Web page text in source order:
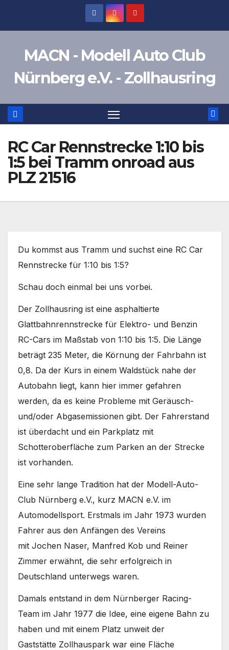
MACN - Modell Auto Club
Nürnberg e.V. - Zollhausring
RC Car Rennstrecke 1:10 bis
1:5 bei Tramm onroad aus
PLZ 21516
Du kommst aus Tramm und suchst eine RC Car
Rennstrecke für 1:10 bis 1:5?
Schau doch einmal bei uns vorbei.
Der Zollhausring ist eine asphaltierte
Glattbahnrennstrecke für Elektro- und Benzin
RC-Cars im Maßstab von 1:10 bis 1:5. Die Länge
beträgt 235 Meter, die Körnung der Fahrbahn ist
0,8. Da der Kurs in einem Waldstück nahe der
Autobahn liegt, kann hier immer gefahren
werden, da es keine Probleme mit Geräusch-
und/oder Abgasemissionen gibt. Der Fahrerstand
ist überdacht und ein Parkplatz mit
Schotteroberfläche zum Parken an der Strecke
ist vorhanden.
Eine sehr lange Tradition hat der Modell-Auto-
Club Nürnberg e.V., kurz MACN e.V. im
Automodellsport. Erstmals im Jahr 1973 wurden
Fahrer aus den Anfängen des Vereins
mit Jochen Naser, Manfred Kob und Reiner
Zimmer erwähnt, die sehr erfolgreich in
Deutschland unterwegs waren.
Damals entstand in dem Nürnberger Racing-
Team im Jahr 1977 die Idee, eine eigene Bahn zu
haben und mit einem Platz unweit der
Gaststätte Zollhauspark war eine Fläche